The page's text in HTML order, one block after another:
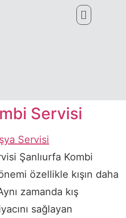
Servisi
Şanlıurfa Kombi
özellikle kışın daha
zamanda kış
sağlayan